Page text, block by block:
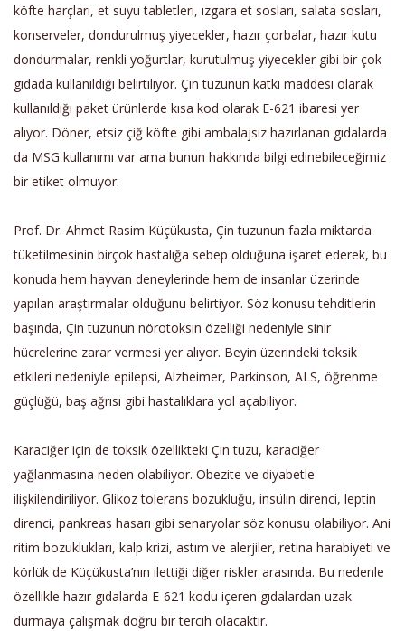
köfte harçları, et suyu tabletleri, ızgara et sosları, salata sosları,
konserveler, dondurulmuş yiyecekler, hazır çorbalar, hazır kutu
dondurmalar, renkli yoğurtlar, kurutulmuş yiyecekler gibi bir çok
gıdada kullanıldığı belirtiliyor. Çin tuzunun katkı maddesi olarak
kullanıldığı paket ürünlerde kısa kod olarak E-621 ibaresi yer
alıyor. Döner, etsiz çiğ köfte gibi ambalajsız hazırlanan gıdalarda
da MSG kullanımı var ama bunun hakkında bilgi edinebileceğimiz
bir etiket olmuyor.
Prof. Dr. Ahmet Rasim Küçükusta, Çin tuzunun fazla miktarda
tüketilmesinin birçok hastalığa sebep olduğuna işaret ederek, bu
konuda hem hayvan deneylerinde hem de insanlar üzerinde
yapılan araştırmalar olduğunu belirtiyor. Söz konusu tehditlerin
başında, Çin tuzunun nörotoksin özelliği nedeniyle sinir
hücrelerine zarar vermesi yer alıyor. Beyin üzerindeki toksik
etkileri nedeniyle epilepsi, Alzheimer, Parkinson, ALS, öğrenme
güçlüğü, baş ağrısı gibi hastalıklara yol açabiliyor.
Karaciğer için de toksik özellikteki Çin tuzu, karaciğer
yağlanmasına neden olabiliyor. Obezite ve diyabetle
ilişkilendiriliyor. Glikoz tolerans bozukluğu, insülin direnci, leptin
direnci, pankreas hasarı gibi senaryolar söz konusu olabiliyor. Ani
ritim bozuklukları, kalp krizi, astım ve alerjiler, retina harabiyeti ve
körlük de Küçükusta’nın ilettiği diğer riskler arasında. Bu nedenle
özellikle hazır gıdalarda E-621 kodu içeren gıdalardan uzak
durmaya çalışmak doğru bir tercih olacaktır.